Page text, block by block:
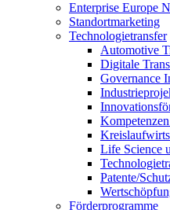
Enterprise Europe
Standortmarketing
Technologietransfer
Automotive
Digitale
Governance
Life Science
Patente/
Förderprogramme